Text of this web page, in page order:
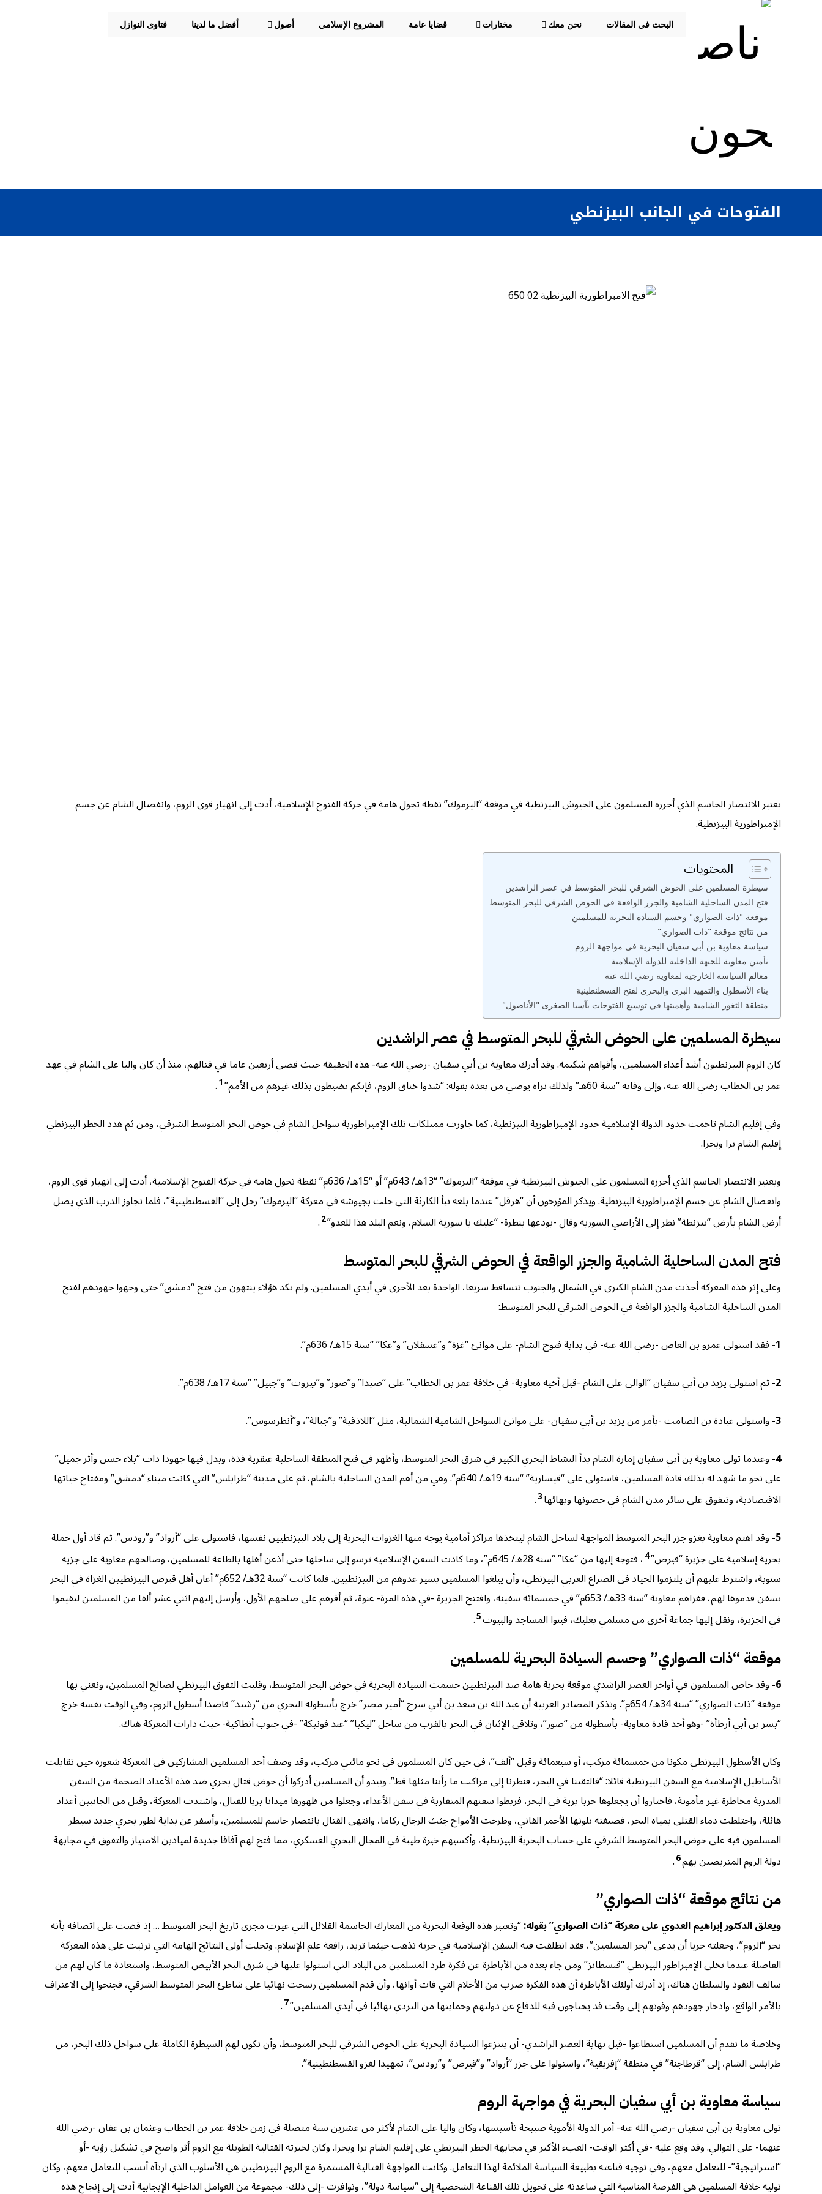
فتاوى النوازل أفضل ما لدينا أصول المشروع الإسلامي قضايا عامة مختارات نحن معك البحث في المقالات
الفتوحات في الجانب البيزنطي
يعتبر الانتصار الحاسم الذي أحرزه المسلمون على الجيوش البيزنطية في موقعة “اليرموك” نقطة تحول هامة في حركة الفتوح الإسلامية، أدت إلى انهيار قوى الروم، وانفصال الشام عن جسم
الإمبراطورية البيزنطية.
المحتويات
سيطرة المسلمين على الحوض الشرقي للبحر المتوسط في عصر الراشدين
فتح المدن الساحلية الشامية والجزر الواقعة في الحوض الشرقي للبحر المتوسط
موقعة "ذات الصواري" وحسم السيادة البحرية للمسلمين
من نتائج موقعة "ذات الصواري"
سياسة معاوية بن أبي سفيان البحرية في مواجهة الروم
تأمين معاوية للجبهة الداخلية للدولة الإسلامية
معالم السياسة الخارجية لمعاوية رضي الله عنه
بناء الأسطول والتمهيد البري والبحري لفتح القسطنطينية
منطقة الثغور الشامية وأهميتها في توسيع الفتوحات بآسيا الصغرى "الأناضول"
سيطرة المسلمين على الحوض الشرقي للبحر المتوسط في عصر الراشدين
كان الروم البيزنطيون أشد أعداء المسلمين، وأقواهم شكيمة. وقد أدرك معاوية بن أبي سفيان -رضي الله عنه- هذه الحقيقة حيث قضى أربعين عاما في قتالهم، منذ أن كان واليا على الشام في عهد
عمر بن الخطاب رضي الله عنه، وإلى وفاته “سنة 60هـ” ولذلك نراه يوصي من بعده بقوله: “شدوا خناق الروم، فإنكم تضبطون بذلك غيرهم من الأمم”
1
.
وفي إقليم الشام تاخمت حدود الدولة الإسلامية حدود الإمبراطورية البيزنطية، كما جاورت ممتلكات تلك الإمبراطورية سواحل الشام في حوض البحر المتوسط الشرقي، ومن ثم هدد الخطر البيزنطي
إقليم الشام برا وبحرا.
ويعتبر الانتصار الحاسم الذي أحرزه المسلمون على الجيوش البيزنطية في موقعة “اليرموك” “13هـ/ 643م” أو “15هـ/ 636م” نقطة تحول هامة في حركة الفتوح الإسلامية، أدت إلى انهيار قوى الروم،
وانفصال الشام عن جسم الإمبراطورية البيزنطية. ويذكر المؤرخون أن “هرقل” عندما بلغه نبأ الكارثة التي حلت بجيوشه في معركة “اليرموك” رحل إلى “القسطنطينية”، فلما تجاوز الدرب الذي يصل
أرض الشام بأرض “بيزنطة” نظر إلى الأراضي السورية وقال -يودعها بنظرة- “عليك يا سورية السلام، ونعم البلد هذا للعدو”2
.
فتح المدن الساحلية الشامية والجزر الواقعة في الحوض الشرقي للبحر المتوسط
وعلى إثر هذه المعركة أخذت مدن الشام الكبرى في الشمال والجنوب تتساقط سريعا، الواحدة بعد الأخرى في أيدي المسلمين. ولم يكد هؤلاء ينتهون من فتح “دمشق” حتى وجهوا جهودهم لفتح
المدن الساحلية الشامية والجزر الواقعة في الحوض الشرقي للبحر المتوسط:
1- فقد استولى عمرو بن العاص -رضي الله عنه- في بداية فتوح الشام- على موانئ “غزة” و”عسقلان” و”عكا” “سنة 15هـ/ 636م”.
2- ثم استولى يزيد بن أبي سفيان “الوالي على الشام -قبل أخيه معاوية- في خلافة عمر بن الخطاب” على “صيدا” و”صور” و”بيروت” و”جبيل” “سنة 17هـ/ 638م”.
3- واستولى عبادة بن الصامت -بأمر من يزيد بن أبي سفيان- على موانئ السواحل الشامية الشمالية، مثل “اللاذقية” و”جبالة”، و”أنطرسوس”.
4- وعندما تولى معاوية بن أبي سفيان إمارة الشام بدأ النشاط البحري الكبير في شرق البحر المتوسط، وأظهر في فتح المنطقة الساحلية عبقرية فذة، وبذل فيها جهودا ذات “بلاء حسن وأثر جميل”
على نحو ما شهد له بذلك قادة المسلمين، فاستولى على “قيسارية” “سنة 19هـ/ 640م”. وهي من أهم المدن الساحلية بالشام، ثم على مدينة “طرابلس” التي كانت ميناء “دمشق” ومفتاح حياتها
الاقتصادية، وتتفوق على سائر مدن الشام في حصونها وبهائها3
.
5- وقد اهتم معاوية بغزو جزر البحر المتوسط المواجهة لساحل الشام ليتخذها مراكز أمامية يوجه منها الغزوات البحرية إلى بلاد البيزنطيين نفسها، فاستولى على “أرواد” و”رودس”. ثم قاد أول حملة
بحرية إسلامية على جزيرة “قبرص”4
، فتوجه إليها من “عكا” “سنة 28هـ/ 645م”، وما كادت السفن الإسلامية ترسو إلى ساحلها حتى أذعن أهلها بالطاعة للمسلمين، وصالحهم معاوية على جزية
سنوية، واشترط عليهم أن يلتزموا الحياد في الصراع العربي البيزنطي، وأن يبلغوا المسلمين بسير عدوهم من البيزنطيين. فلما كانت “سنة 32هـ/ 652م” أعان أهل قبرص البيزنطيين الغزاة في البحر
بسفن قدموها لهم، فغزاهم معاوية “سنة 33هـ/ 653م” في خمسمائة سفينة، وافتتح الجزيرة -في هذه المرة- عنوة، ثم أقرهم على صلحهم الأول، وأرسل إليهم اثني عشر ألفا من المسلمين ليقيموا
في الجزيرة، ونقل إليها جماعة أخرى من مسلمي بعلبك، فبنوا المساجد والبيوت5
.
موقعة “ذات الصواري” وحسم السيادة البحرية للمسلمين
6- وقد خاص المسلمون في أواخر العصر الراشدي موقعة بحرية هامة ضد البيزنطيين حسمت السيادة البحرية في حوض البحر المتوسط، وقلبت التفوق البيزنطي لصالح المسلمين، ونعني بها
موقعة “ذات الصواري” “سنة 34هـ/ 654م”. وتذكر المصادر العربية أن عبد الله بن سعد بن أبي سرح “أمير مصر” خرج بأسطوله البحري من “رشيد” قاصدا أسطول الروم، وفي الوقت نفسه خرج
“بسر بن أبي أرطأة” -وهو أحد قادة معاوية- بأسطوله من “صور”، وتلاقى الإثنان في البحر بالقرب من ساحل “ليكيا” “عند فونيكة” -في جنوب أنطاكية- حيث دارات المعركة هناك.
وكان الأسطول البيزنطي مكونا من خمسمائة مركب، أو سبعمائة وقيل “ألف”، في حين كان المسلمون في نحو مائتي مركب، وقد وصف أحد المسلمين المشاركين في المعركة شعوره حين تقابلت
الأساطيل الإسلامية مع السفن البيزنطية قائلا: “فالتقينا في البحر، فنظرنا إلى مراكب ما رأينا مثلها قط”. ويبدو أن المسلمين أدركوا أن خوض قتال بحري ضد هذه الأعداد الضخمة من السفن
المدربة مخاطرة غير مأمونة، فاختاروا أن يجعلوها حربا برية في البحر، فربطوا سفنهم المتقاربة في سفن الأعداء، وجعلوا من ظهورها ميدانا بريا للقتال، واشتدت المعركة، وقتل من الجانبين أعداد
هائلة، واختلطت دماء القتلى بمياه البحر، فصبغته بلونها الأحمر القاني، وطرحت الأمواج جثث الرجال ركاما، وانتهى القتال بانتصار حاسم للمسلمين، وأسفر عن بداية لطور بحري جديد سيطر
المسلمون فيه على حوض البحر المتوسط الشرقي على حساب البحرية البيزنطية، وأكسبهم خبرة طيبة في المجال البحري العسكري، مما فتح لهم آفاقا جديدة لميادين الامتياز والتفوق في مجابهة
دولة الروم المتربصين بهم6
.
من نتائج موقعة “ذات الصواري”
ويعلق الدكتور إبراهيم العدوي على معركة “ذات الصواري” بقوله:“وتعتبر هذه الوقعة البحرية من المعارك الحاسمة القلائل التي غيرت مجرى تاريخ البحر المتوسط … إذ قضت على اتصافه بأنه
بحر “الروم”، وجعلته حريا أن يدعى “بحر المسلمين”، فقد انطلقت فيه السفن الإسلامية في حرية تذهب حيثما تريد، رافعة علم الإسلام. وتجلت أولى النتائج الهامة التي ترتبت على هذه المعركة
الفاصلة عندما تخلى الإمبراطور البيزنطي “قنسطانز” ومن جاء بعده من الأباطرة عن فكرة طرد المسلمين من البلاد التي استولوا عليها في شرق البحر الأبيض المتوسط، واستعادة ما كان لهم من
سالف النفوذ والسلطان هناك، إذ أدرك أولئك الأباطرة أن هذه الفكرة ضرب من الأحلام التي فات أوانها، وأن قدم المسلمين رسخت نهائيا على شاطئ البحر المتوسط الشرقي، فجنحوا إلى الاعتراف
بالأمر الواقع، وادخار جهودهم وقوتهم إلى وقت قد يحتاجون فيه للدفاع عن دولتهم وحمايتها من التردي نهائيا في أيدي المسلمين”7
.
وخلاصة ما تقدم أن المسلمين استطاعوا -قبل نهاية العصر الراشدي- أن ينتزعوا السيادة البحرية على الحوض الشرقي للبحر المتوسط، وأن تكون لهم السيطرة الكاملة على سواحل ذلك البحر، من
طرابلس الشام، إلى “قرطاجنة” في منطقة “إفريقية”، واستولوا على جزر “أرواد” و”قبرص” و”رودس”، تمهيدا لغزو القسطنطينية”.
سياسة معاوية بن أبي سفيان البحرية في مواجهة الروم
تولى معاوية بن أبي سفيان -رضي الله عنه- أمر الدولة الأموية صبيحة تأسيسها، وكان واليا على الشام لأكثر من عشرين سنة متصلة في زمن خلافة عمر بن الخطاب وعثمان بن عفان -رضي الله
عنهما- على التوالي. وقد وقع عليه -في أكثر الوقت- العبء الأكبر في مجابهة الخطر البيزنطي على إقليم الشام برا وبحرا. وكان لخبرته القتالية الطويلة مع الروم أثر واضح في تشكيل رؤية -أو
“استراتيجية”- للتعامل معهم، وفي توجيه قناعته بطبيعة السياسة الملائمة لهذا التعامل. وكانت المواجهة القتالية المستمرة مع الروم البيزنطيين هي الأسلوب الذي ارتآه أنسب للتعامل معهم، وكان
توليه خلافة المسلمين هي الفرصة المناسبة التي ساعدته على تحويل تلك القناعة الشخصية إلى “سياسة دولة”، وتوافرت -إلى ذلك- مجموعة من العوامل الداخلية الإيجابية أدت إلى إنجاح هذه